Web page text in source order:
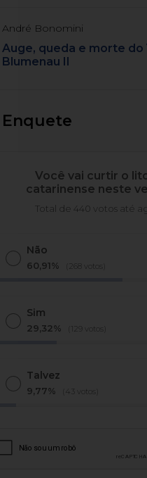
André Bonomini
Auge, queda e morte do
Blumenau II
Enquete
Você vai curtir o
catarinense neste
Total de 440 votos até
Não
60,91% (268 votos)
Sim
29,32% (129 votos)
Talvez
9,77% (43 votos)